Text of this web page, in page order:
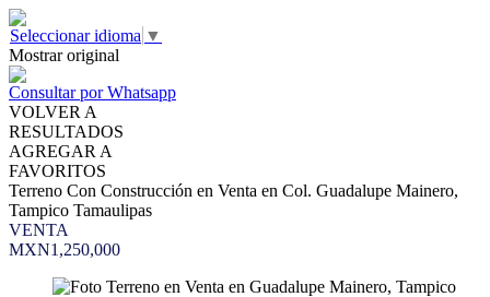
Seleccionar idioma ▼
Mostrar original
Consultar por Whatsapp
VOLVER A
RESULTADOS
AGREGAR A
FAVORITOS
Terreno Con Construcción en Venta en Col. Guadalupe Mainero,
Tampico Tamaulipas
VENTA
MXN1,250,000